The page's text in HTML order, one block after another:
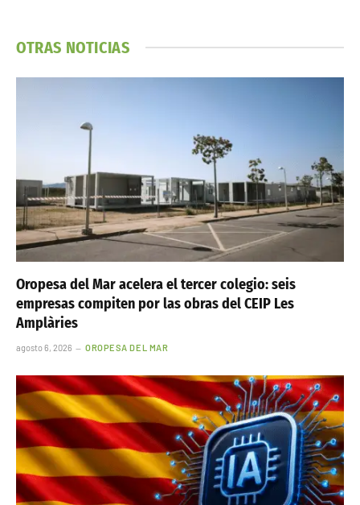
OTRAS NOTICIAS
Oropesa del Mar acelera el tercer colegio: seis
empresas compiten por las obras del CEIP Les
Amplàries
agosto 6, 2026 OROPESA DEL MAR